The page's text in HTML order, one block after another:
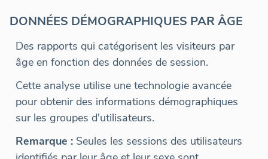
DONNÉES DÉMOGRAPHIQUES PAR ÂGE
Des rapports qui catégorisent les visiteurs par
âge en fonction des données de session.
Cette analyse utilise une technologie avancée
pour obtenir des informations démographiques
sur les groupes d'utilisateurs.
Remarque : Seules les sessions des utilisateurs